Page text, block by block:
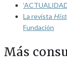
La revista
Fundación
Más